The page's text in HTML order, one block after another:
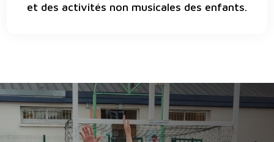
et des activités non musicales des enfants.